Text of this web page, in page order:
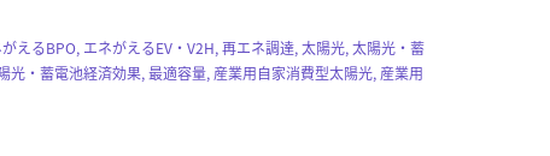
えるBPO, エネがえるEV・V2H, 再エネ調達, 太陽光, 太陽光・蓄
光・蓄電池経済効果, 最適容量, 産業用自家消費型太陽光, 産業用